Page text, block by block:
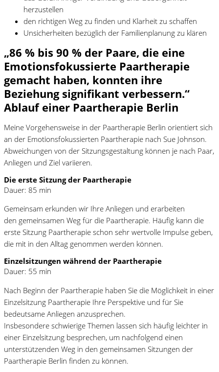
herzustellen
den richtigen Weg zu finden und Klarheit zu schaffen
Unsicherheiten bezüglich der Familienplanung zu klären
„86 % bis 90 % der Paare, die eine
Emotionsfokussierte Paartherapie
gemacht haben, konnten ihre
Beziehung signifikant verbessern.“
Ablauf einer Paartherapie Berlin
Meine Vorgehensweise in der Paartherapie Berlin orientiert sich
an der Emotionsfokussierten Paartherapie nach Sue Johnson.
Abweichungen von der Sitzungsgestaltung können je nach Paar,
Anliegen und Ziel variieren.
Die erste Sitzungder Paartherapie
Dauer: 85 min
Gemeinsam erkunden wir Ihre Anliegen und erarbeiten
den gemeinsamen Weg für die Paartherapie. Häufig kann die
erste Sitzung Paartherapie schon sehr wertvolle Impulse geben,
die mit in den Alltag genommen werden können.
Einzelsitzungen während der Paartherapie
Dauer: 55 min
Nach Beginn der Paartherapie haben Sie die Möglichkeit in einer
Einzelsitzung Paartherapie Ihre Perspektive und für Sie
bedeutsame Anliegen anzusprechen.
Insbesondere schwierige Themen lassen sich häufig leichter in
einer Einzelsitzung besprechen, um nachfolgend einen
unterstützenden Weg in den gemeinsamen Sitzungen der
Paartherapie Berlin finden zu können.